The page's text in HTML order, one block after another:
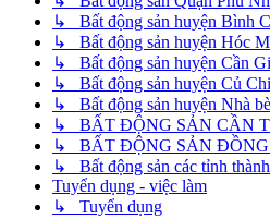
↳ Bất động sản huyện Bình
↳ Bất động sản huyện Hóc
↳ Bất động sản huyện Cần
↳ Bất động sản huyện Củ Chi
↳ Bất động sản huyện Nhà bè
↳ BẤT ĐỘNG SẢN CẦN
↳ BẤT ĐỘNG SẢN
↳ Bất động sản các tỉnh
Tuyển dụng - việc làm
↳ Tuyển dụng